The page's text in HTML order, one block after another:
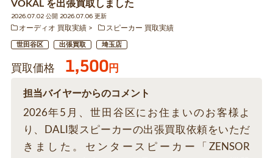
VOKAL を出張買取しました
2026.07.02 公開 2026.07.06 更新
オーディオ 買取実績
スピーカー 買取実績
世田谷区 出張買取 埼玉店
買取価格 1,500円
担当バイヤーからのコメント
2026年5月、世田谷区にお住まいのお客様よ
り、DALI製スピーカーの出張買取依頼をいただ
きました。センタースピーカー「ZENSOR